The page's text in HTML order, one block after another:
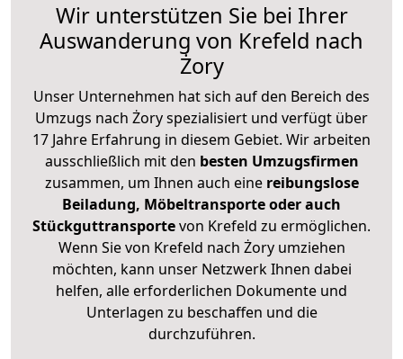
Wir unterstützen Sie bei Ihrer
Auswanderung von Krefeld nach
Żory
Unser Unternehmen hat sich auf den Bereich des
Umzugs nach Żory spezialisiert und verfügt über
17 Jahre Erfahrung in diesem Gebiet. Wir arbeiten
ausschließlich mit den besten Umzugsfirmen
zusammen, um Ihnen auch eine reibungslose
Beiladung, Möbeltransporte oder auch
Stückguttransportevon Krefeld zu ermöglichen.
Wenn Sie von Krefeld nach Żory umziehen
möchten, kann unser Netzwerk Ihnen dabei
helfen, alle erforderlichen Dokumente und
Unterlagen zu beschaffen und die
durchzuführen.